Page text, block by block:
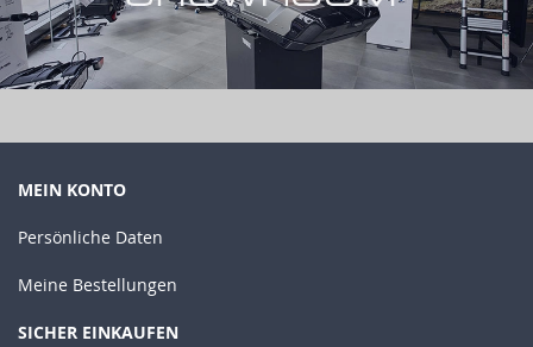
MEIN KONTO
Persönliche Daten
Meine Bestellungen
SICHER EINKAUFEN